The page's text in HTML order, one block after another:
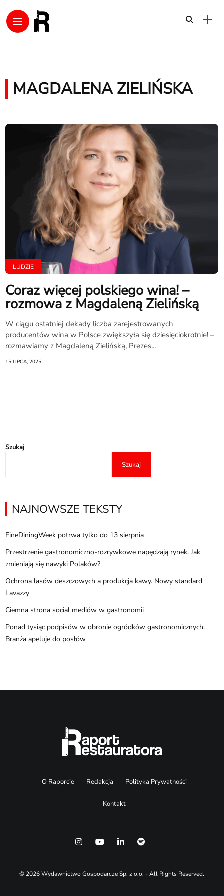
MAGDALENA ZIELIŃSKA
LUDZIE
Coraz więcej polskiego wina! –
rozmowa z Magdaleną Zielińską
W ciągu ostatniej dekady liczba zarejestrowanych
producentów wina w Polsce zwiększyła się dziesięciokrotnie! –
rozmawiamy z Magdaleną Zielińską, Prezes...
15 LIPCA, 2025
Szukaj
Szukaj
NAJNOWSZE TEKSTY
FineDiningWeek potrwa tylko do 13 sierpnia
Przestrzenie gastronomiczno-rozrywkowe napędzają rynek. Jak
zmieniają się nawyki Polaków?
Ochrona lasów deszczowych a produkcja kawy. Nowy standard
Lavazzy
Ciemna strona social mediów w gastronomii
Ponad tysiąc podpisów w obronie ogródków gastronomicznych.
Branża apeluje do posłów
O Raporcie Redakcja Polityka Prywatności
Kontakt
© 2026 Wydawnictwo Gospodarcze Sp. z o.o. - All Rights Reserved.